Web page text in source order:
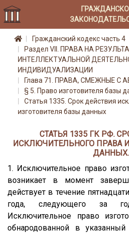
Гражданский кодекс часть 4
Раздел VII. ПРАВА НА
ИНТЕЛЛЕКТУАЛЬНОЙ
ИНДИВИДУАЛИЗАЦИИ
Глава 71. ПРАВА, СМЕЖНЫЕ С
§ 5. Право изготовителя базы
Статья 1335. Срок действия
изготовителя базы данных
СТАТЬЯ 1335 ГК РФ.
ИСКЛЮЧИТЕЛЬНОГО ПРАВА
ДАННЫХ.
1. Исключительное право
возникает в момент
действует в течение
года, следующего за
Исключительное право
обнародованной в